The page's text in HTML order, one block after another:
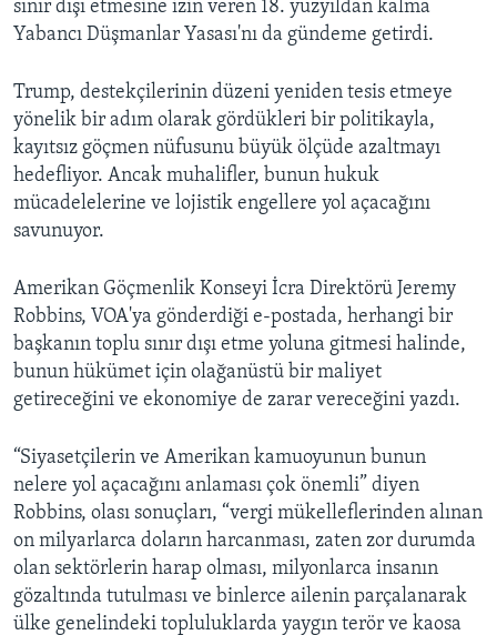
sınır dışı etmesine izin veren 18. yüzyıldan kalma
Yabancı Düşmanlar Yasası'nı da gündeme getirdi.
Trump, destekçilerinin düzeni yeniden tesis etmeye
yönelik bir adım olarak gördükleri bir politikayla,
kayıtsız göçmen nüfusunu büyük ölçüde azaltmayı
hedefliyor. Ancak muhalifler, bunun hukuk
mücadelelerine ve lojistik engellere yol açacağını
savunuyor.
Amerikan Göçmenlik Konseyi İcra Direktörü Jeremy
Robbins, VOA'ya gönderdiği e-postada, herhangi bir
başkanın toplu sınır dışı etme yoluna gitmesi halinde,
bunun hükümet için olağanüstü bir maliyet
getireceğini ve ekonomiye de zarar vereceğini yazdı.
“Siyasetçilerin ve Amerikan kamuoyunun bunun
nelere yol açacağını anlaması çok önemli” diyen
Robbins, olası sonuçları, “vergi mükelleflerinden alınan
on milyarlarca doların harcanması, zaten zor durumda
olan sektörlerin harap olması, milyonlarca insanın
gözaltında tutulması ve binlerce ailenin parçalanarak
ülke genelindeki topluluklarda yaygın terör ve kaosa